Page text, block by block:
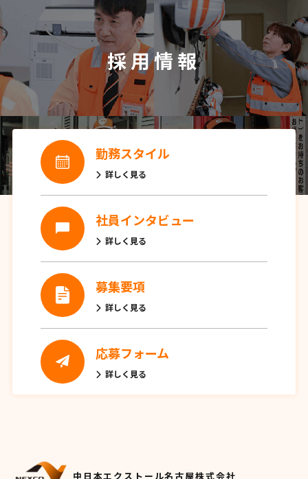
採用情報
勤務スタイル
詳しく見る
社員インタビュー
詳しく見る
募集要項
詳しく見る
応募フォーム
詳しく見る
中日本エクストール名古屋株式会社